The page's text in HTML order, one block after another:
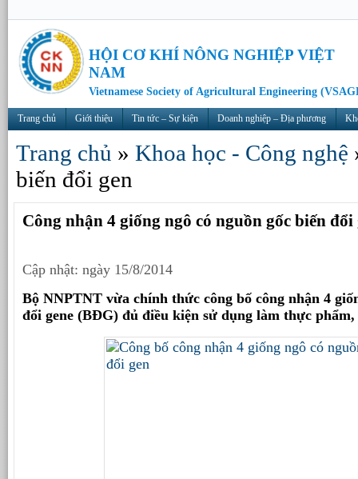
HỘI CƠ KHÍ NÔNG NGHIỆP VIỆT
NAM
Vietnamese Society of Agricultural Engineering
Trang chủ Giới thiệu Tin tức – Sự kiện Doanh nghiệp – Địa phương
Trang chủ » Khoa học - Công nghệ
biến đổi gen
Công nhận 4 giống ngô có nguồn gốc biến đổi
Cập nhật: ngày 15/8/2014
Bộ NNPTNT vừa chính thức công bố công nhận 4
đổi gene (BĐG) đủ điều kiện sử dụng làm thực